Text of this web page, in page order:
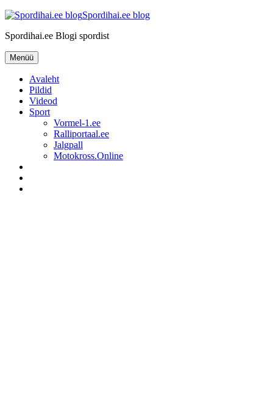
Liigu
juurde
Spordihai.ee blog
Spordihai.ee Blogi spordist
Menüü
Avaleht
Pildid
Videod
Sport
Vormel-1.ee
Ralliportaal.ee
Jalgpall
Motokross.Online